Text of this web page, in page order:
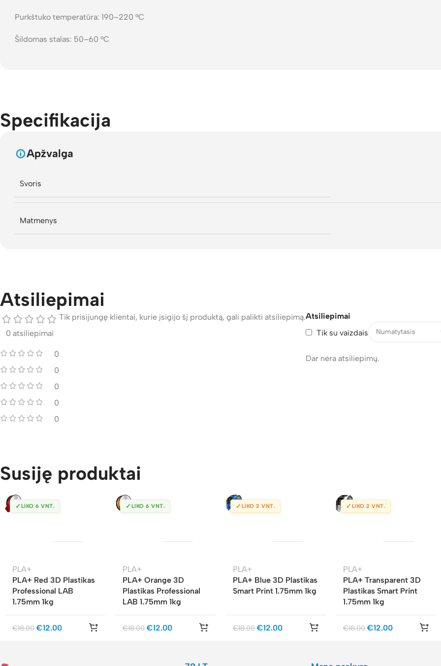
Purkštuko temperatūra: 190–220 °C
Šildomas stalas: 50–60 °C
Specifikacija
Apžvalga
Svoris
Matmenys
Atsiliepimai
0 atsiliepimai
0
0
0
0
0
Atsiliepimai
Tik su vaizdais
Dar nėra atsiliepimų.
Tik prisijungę klientai, kurie įsigijo šį produktą, gali palikti atsiliepimą.
Susiję produktai
✓ LIKO 6 VNT.
PLA+
PLA+ Red 3D Plastikas
Professional LAB
1.75mm 1kg
€18.00 €12.00
✓ LIKO 6 VNT.
PLA+
PLA+ Orange 3D
Plastikas Professional
LAB 1.75mm 1kg
€18.00 €12.00
✓ LIKO 2 VNT.
PLA+
PLA+ Blue 3D Plastikas
Smart Print 1.75mm 1kg
€18.00 €12.00
✓ LIKO 2 VNT.
PLA+
PLA+ Transparent 3D
Plastikas Smart Print
1.75mm 1kg
€18.00 €12.00